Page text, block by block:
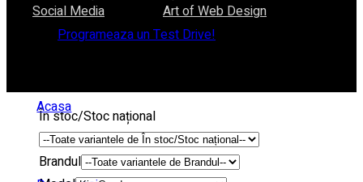
Social Media
Art of Web Design
Acasa
Programeaza un Test Drive!
În stoc/Stoc național
Brandul